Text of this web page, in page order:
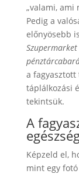
„valami, ami
Pedig a
előnyösebb
a fagyasztott
táplálkozási
tekintsük.
A
Képzeld el,
mint egy